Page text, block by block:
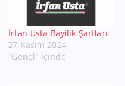
İrfan Usta Bayilik Şartları
27 Kasım 2024
"Genel" içinde